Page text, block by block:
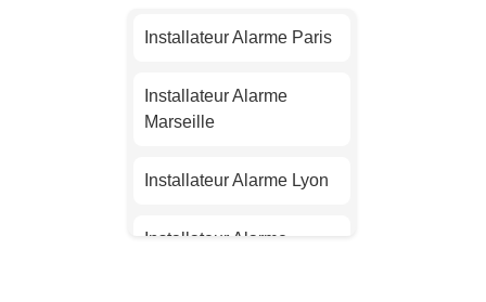
Installateur Alarme Paris
Installateur Alarme
Marseille
Installateur Alarme Lyon
Installateur Alarme